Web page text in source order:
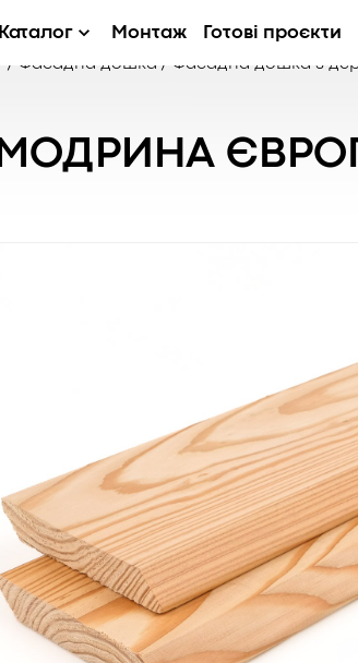
Каталог Монтаж Готові проєкти
/ Фасадна дошка / Фасадна дошка з
МОДРИНА